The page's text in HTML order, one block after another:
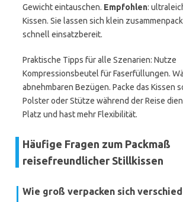
Gewicht eintauschen. Empfohlen:
Kissen. Sie lassen sich klein
schnell einsatzbereit.
Praktische Tipps für alle Szenarien: Nutze
Kompressionsbeutel für Faserfüllungen.
abnehmbaren Bezügen. Packe das Kissen
Polster oder Stütze während der Reise
Platz und hast mehr Flexibilität.
Häufige Fragen zum Packmaß
reisefreundlicher Stillkissen
Wie groß verpacken sich